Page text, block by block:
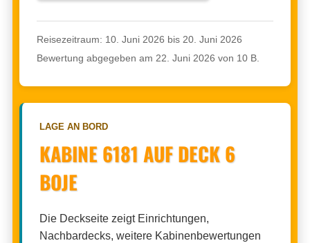
Reisezeitraum: 10. Juni 2026 bis 20. Juni 2026
Bewertung abgegeben am 22. Juni 2026 von 10 B.
LAGE AN BORD
KABINE 6181 AUF DECK 6
BOJE
Die Deckseite zeigt Einrichtungen,
Nachbardecks, weitere Kabinenbewertungen